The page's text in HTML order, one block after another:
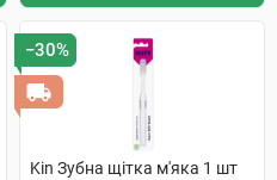
−30%
Kin Зубна щітка м'яка 1 шт